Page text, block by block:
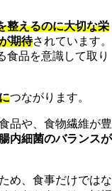
整えるのに大切な栄
期待されています。
食品を意識して取り
つながります。
品や、食物繊維が豊
腸内細菌のバランスが
め、食事だけではな